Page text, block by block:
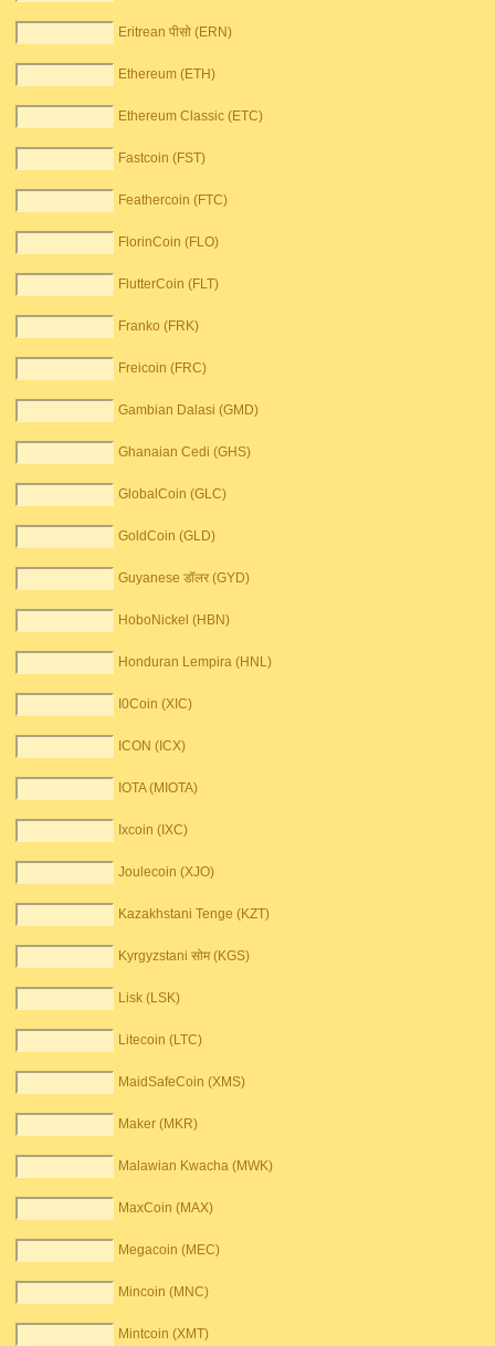
Eritrean पीसो (ERN)
Ethereum (ETH)
Ethereum Classic (ETC)
Fastcoin (FST)
Feathercoin (FTC)
FlorinCoin (FLO)
FlutterCoin (FLT)
Franko (FRK)
Freicoin (FRC)
Gambian Dalasi (GMD)
Ghanaian Cedi (GHS)
GlobalCoin (GLC)
GoldCoin (GLD)
Guyanese डॉलर (GYD)
HoboNickel (HBN)
Honduran Lempira (HNL)
I0Coin (XIC)
ICON (ICX)
IOTA (MIOTA)
Ixcoin (IXC)
Joulecoin (XJO)
Kazakhstani Tenge (KZT)
Kyrgyzstani सोम (KGS)
Lisk (LSK)
Litecoin (LTC)
MaidSafeCoin (XMS)
Maker (MKR)
Malawian Kwacha (MWK)
MaxCoin (MAX)
Megacoin (MEC)
Mincoin (MNC)
Mintcoin (XMT)